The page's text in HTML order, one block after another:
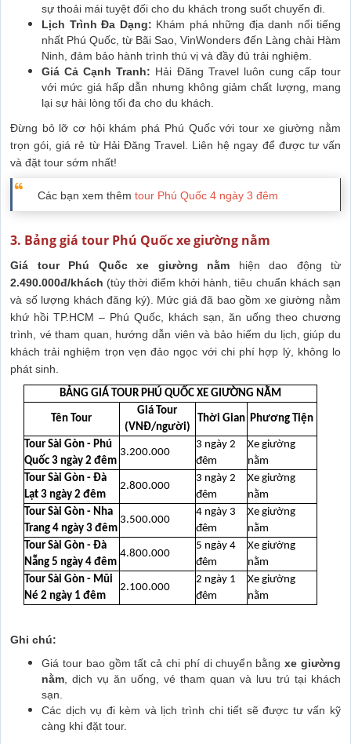
sự thoải mái tuyệt đối cho du khách trong suốt chuyến đi.
Lịch Trình Đa Dạng: Khám phá những địa danh nổi tiếng
nhất Phú Quốc, từ Bãi Sao, VinWonders đến Làng chài Hàm
Ninh, đảm bảo hành trình thú vị và đầy đủ trải nghiệm.
Giá Cả Cạnh Tranh: Hải Đăng Travel luôn cung cấp tour
với mức giá hấp dẫn nhưng không giảm chất lượng, mang
lại sự hài lòng tối đa cho du khách.
Đừng bỏ lỡ cơ hội khám phá Phú Quốc với tour xe giường nằm
trọn gói, giá rẻ từ Hải Đăng Travel. Liên hệ ngay để được tư vấn
và đặt tour sớm nhất!
Các bạn xem thêm tour Phú Quốc 4 ngày 3 đêm
3. Bảng giá tour Phú Quốc xe giường nằm
Giá tour Phú Quốc xe giường nằm hiện dao động từ
2.490.000đ/khách (tùy thời điểm khởi hành, tiêu chuẩn khách sạn
và số lượng khách đăng ký). Mức giá đã bao gồm xe giường nằm
khứ hồi TP.HCM – Phú Quốc, khách sạn, ăn uống theo chương
trình, vé tham quan, hướng dẫn viên và bảo hiểm du lịch, giúp du
khách trải nghiệm trọn vẹn đảo ngọc với chi phí hợp lý, không lo
phát sinh.
BẢNG GIÁ TOUR PHÚ QUỐC XE GIƯỜNG NẰM
Tên Tour
Giá Tour
(VNĐ/người)
Thời Gian Phương Tiện
Tour Sài Gòn - Phú
Quốc 3 ngày 2 đêm
3.200.000
3 ngày 2
đêm
Xe giường
nằm
Tour Sài Gòn - Đà
Lạt 3 ngày 2 đêm
2.800.000
3 ngày 2
đêm
Xe giường
nằm
Tour Sài Gòn - Nha
Trang 4 ngày 3 đêm
3.500.000
4 ngày 3
đêm
Xe giường
nằm
Tour Sài Gòn - Đà
Nẵng 5 ngày 4 đêm
4.800.000
5 ngày 4
đêm
Xe giường
nằm
Tour Sài Gòn - Mũi
Né 2 ngày 1 đêm
2.100.000
2 ngày 1
đêm
Xe giường
nằm
Ghi chú:
Giá tour bao gồm tất cả chi phí di chuyển bằngxe giường
nằm, dịch vụ ăn uống, vé tham quan và lưu trú tại khách
sạn.
Các dịch vụ đi kèm và lịch trình chi tiết sẽ được tư vấn kỹ
càng khi đặt tour.